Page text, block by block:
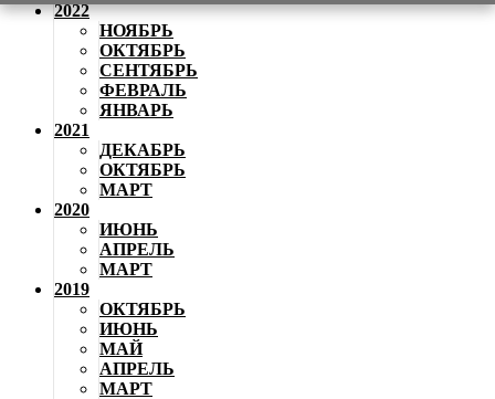
2022
НОЯБРЬ
ОКТЯБРЬ
СЕНТЯБРЬ
ФЕВРАЛЬ
ЯНВАРЬ
2021
ДЕКАБРЬ
ОКТЯБРЬ
МАРТ
2020
ИЮНЬ
АПРЕЛЬ
МАРТ
2019
ОКТЯБРЬ
ИЮНЬ
МАЙ
АПРЕЛЬ
МАРТ